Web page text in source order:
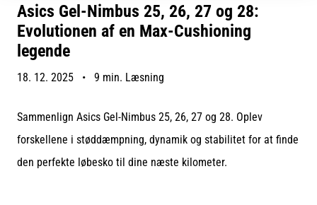
og
biptest:
Hvad
de,
hvordan
udføres
Asics Gel-Nimbus 25, 26, 27 og 28:
Evolutionen af en Max-Cushioning
legende
18. 12. 2025 • 9 min. Læsning
Sammenlign Asics Gel-Nimbus 25, 26, 27 og 28. Oplev
forskellene i støddæmpning, dynamik og stabilitet for at finde
den perfekte løbesko til dine næste kilometer.